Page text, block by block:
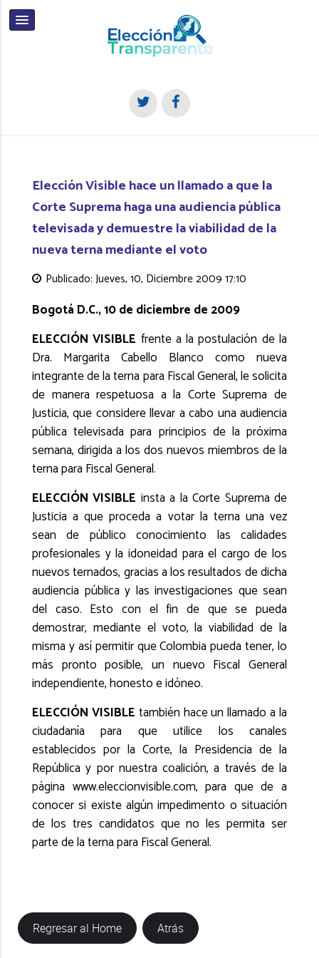
Elección Visible hace un llamado a que la
Corte Suprema haga una audiencia pública
televisada y demuestre la viabilidad de la
nueva terna mediante el voto
Publicado: Jueves, 10, Diciembre 2009 17:10
Bogotá D.C., 10 de diciembre de 2009
ELECCIÓN VISIBLE frente a la postulación de la
Dra. Margarita Cabello Blanco como nueva
integrante de la terna para Fiscal General, le solicita
de manera respetuosa a la Corte Suprema de
Justicia, que considere llevar a cabo una audiencia
pública televisada para principios de la próxima
semana, dirigida a los dos nuevos miembros de la
terna para Fiscal General.
ELECCIÓN VISIBLE insta a la Corte Suprema de
Justicia a que proceda a votar la terna una vez
sean de público conocimiento las calidades
profesionales y la idoneidad para el cargo de los
nuevos ternados, gracias a los resultados de dicha
audiencia pública y las investigaciones que sean
del caso. Esto con el fin de que se pueda
demostrar, mediante el voto, la viabilidad de la
misma y así permitir que Colombia pueda tener, lo
más pronto posible, un nuevo Fiscal General
independiente, honesto e idóneo.
ELECCIÓN VISIBLE también hace un llamado a la
ciudadanía para que utilice los canales
establecidos por la Corte, la Presidencia de la
República y por nuestra coalición, a través de la
página www.eleccionvisible.com, para que de a
conocer si existe algún impedimento o situación
de los tres candidatos que no les permita ser
parte de la terna para Fiscal General.
Regresar al Home Atrás